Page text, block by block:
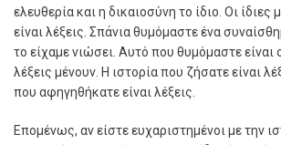
ελευθερία και η δικαιοσύνη το ίδιο. Οι ίδιες
είναι λέξεις. Σπάνια θυμόμαστε ένα
το είχαμε νιώσει. Αυτό που θυμόμαστε είναι
λέξεις μένουν. Η ιστορία που ζήσατε είναι
που αφηγηθήκατε είναι λέξεις.
Επομένως, αν είστε ευχαριστημένοι με την